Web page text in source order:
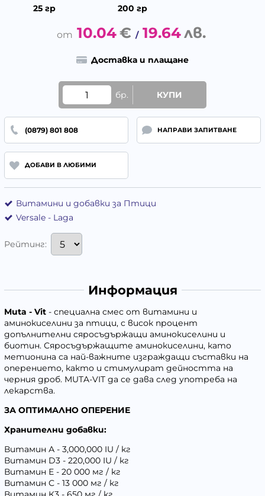
25 гр 200 гр
10.04€ / 19.64лв.
Доставка и плащане
бр. КУПИ
(0879) 801 808 НАПРАВИ ЗАПИТВАНЕ
ДОБАВИ В ЛЮБИМИ
Витамини и добавки за Птици
Versale - Laga
Рейтинг:
Информация
Muta - Vit - специална смес от витамини и
аминокиселини за птици, с висок процент
допълнителни сяросъдържащи аминокиселини и
биотин. Сяросъдържащите аминокиселини, като
метионина са най-важните изграждащи съставки на
оперението, както и стимулират дейността на
черния дроб. MUTA-VIT да се дава след употреба на
лекарства.
ЗА ОПТИМАЛНО ОПЕРЕНИЕ
Хранителни добавки:
Витамин А - 3,000,000 IU / кг
Витамин D3 - 220,000 IU / кг
Витамин Е - 20 000 мг / кг
Витамин С - 13 000 мг / кг